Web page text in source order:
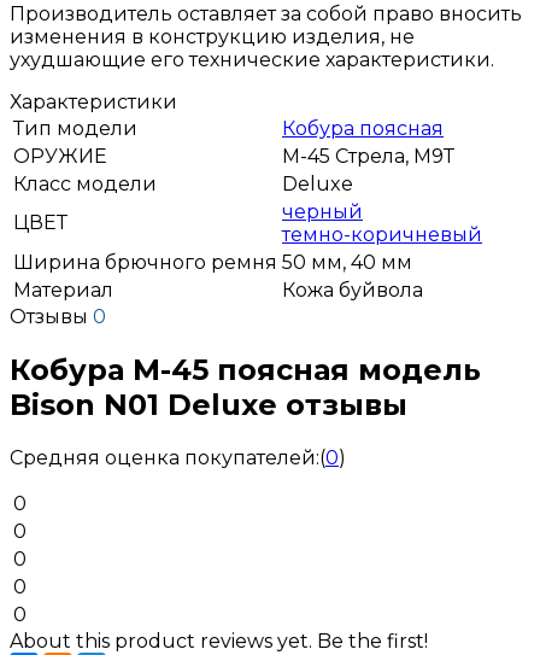
Производитель оставляет за собой право вносить
изменения в конструкцию изделия, не
ухудшающие его технические характеристики.
Характеристики
Тип модели
Кобура поясная
ОРУЖИЕ
М-45 Стрела, М9Т
Класс модели
Deluxe
ЦВЕТ
черный
темно-коричневый
Ширина брючного ремня 50 мм, 40 мм
Материал
Кожа буйвола
Отзывы 0
Кобура М-45 поясная модель
Bison N01 Deluxe отзывы
Средняя оценка покупателей:(0)
0
0
0
0
0
About this product reviews yet. Be the first!